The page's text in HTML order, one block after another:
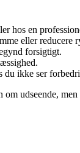
hos en
eller reducere
forsigtigt.
du ikke ser
udseende,